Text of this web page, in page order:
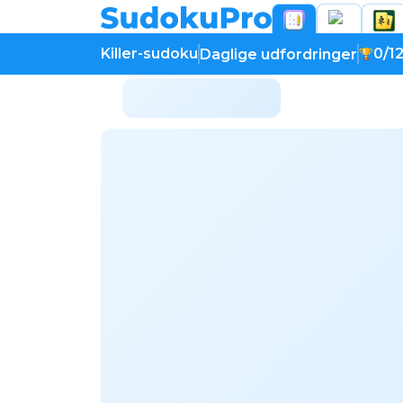
Killer-sudoku Daglige udfordringer 0/12